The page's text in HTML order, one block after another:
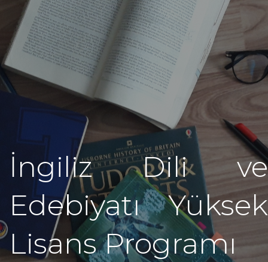
İngiliz Dili ve
Edebiyatı Yüksek
Lisans Programı